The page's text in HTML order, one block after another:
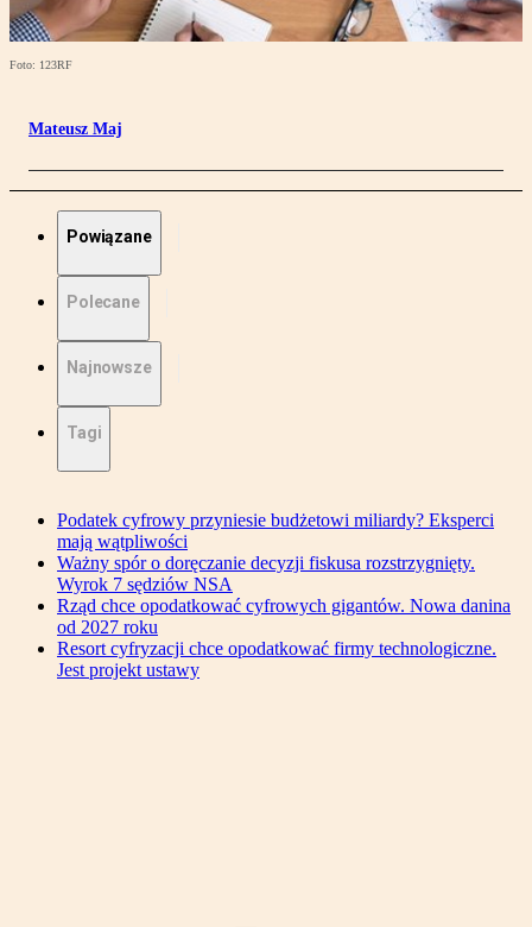
Foto: 123RF
Mateusz Maj
Powiązane
Polecane
Najnowsze
Tagi
Podatek cyfrowy przyniesie budżetowi miliardy? Eksperci
mają wątpliwości
Ważny spór o doręczanie decyzji fiskusa rozstrzygnięty.
Wyrok 7 sędziów NSA
Rząd chce opodatkować cyfrowych gigantów. Nowa danina
od 2027 roku
Resort cyfryzacji chce opodatkować firmy technologiczne.
Jest projekt ustawy